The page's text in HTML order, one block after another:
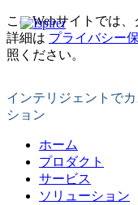
このWebサイトでは
詳細は プライバシー
照ください。
インテリジェントで
ション
ホーム
プロダクト
サービス
ソリューション